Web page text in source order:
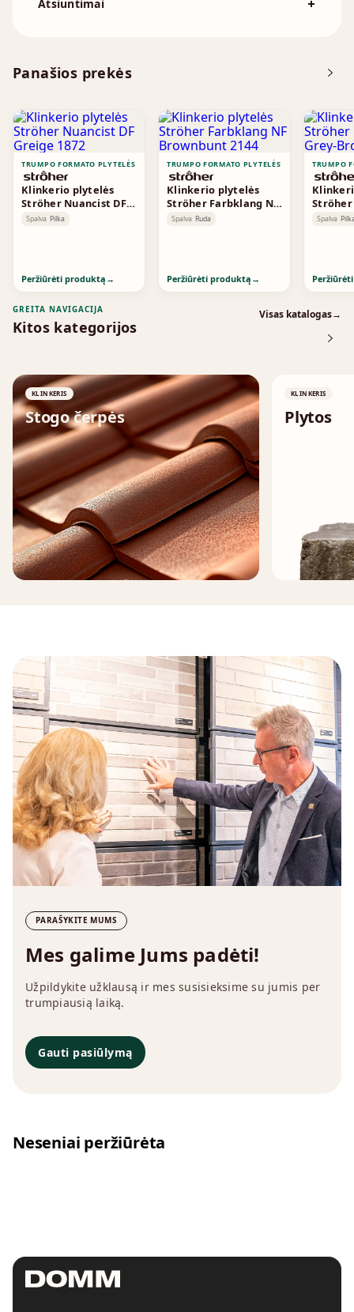
Panašios prekės
TRUMPO FORMATO PLYTELĖS
Klinkerio plytelės
Ströher Nuancist DF
Greige 1872
Spalva Pilka
Peržiūrėti produktą →
TRUMPO FORMATO PLYTELĖS
Klinkerio plytelės
Ströher Farbklang NF
Brownbunt 2144
Spalva Ruda
Peržiūrėti produktą →
TRUMPO
Ströher
Grey-
Spalva
Atsiuntimai
GREITA NAVIGACIJA
Kitos kategorijos
Visas katalogas→
KLINKERIS
Stogo čerpės
↗
KLINKERIS
Plytos
PARAŠYKITE MUMS
Mes galime Jums padėti!
Užpildykite užklausą ir mes susisieksime su jumis per
trumpiausią laiką.
Gauti pasiūlymą
Neseniai peržiūrėta